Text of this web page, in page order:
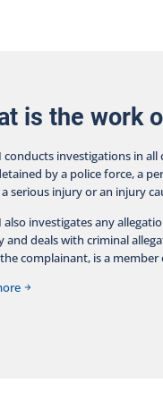
de mettre fin à
que l’intervention
is the work
conducts investigations in
by a police force, a
serious injury or an injury
also investigates any
and deals with criminal
complainant, is a